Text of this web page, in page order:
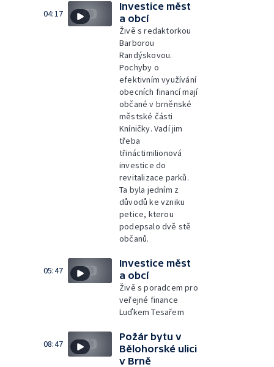
04:17
Investice měst
a obcí
Živě s redaktorkou
Barborou
Randýskovou.
Pochyby o
efektivním využívání
obecních financí mají
občané v brněnské
městské části
Kníničky. Vadí jim
třeba
třináctimilionová
investice do
revitalizace parků.
Ta byla jedním z
důvodů ke vzniku
petice, kterou
podepsalo dvě stě
občanů.
05:47
Investice měst
a obcí
Živě s poradcem pro
veřejné finance
Luďkem Tesařem
08:47
Požár bytu v
Bělohorské ulici
v Brně